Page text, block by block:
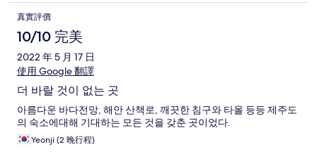
a 3rd-party coin-operated 24-hour laundrette and is excellent
but you do have to go there so budget 1.5 hours every time for
that. Also, no pan-frying meat so we made basic meals. No safe
but apparently there are no thieves in Jeju. Overall it was a great
stay and made a great base of operations for us to drive around
the island. Pro-tip if you are used to driving in North America, I
found driving in Jeju to be challenging. There are speed traps
all over the place and the local drivers know where they are and
speed everywhere else, so they are right up your backside as
soon as the speed traps are done... also they are loose with the
lanes, I witnessed 2 accidents and was driving extremely
defensively, especially in roundabouts. Jeju is a large island and
真實評價
10/10 完美
2022 年 5 月 17 日
使用 Google 翻譯
더 바랄 것이 없는 곳
아름다운 바다전망, 해안 산책로, 깨끗한 침구와 타올 등등 제주도
의 숙소에대해 기대하는 모든 것을 갖춘 곳이었다.
Yeonji (2 晚行程)